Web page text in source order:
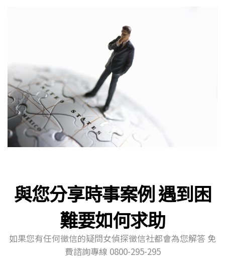
與您分享時事案例 遇到困
難要如何求助
如果您有任何徵信的疑問女偵探徵信社都會為您解答 免
費諮詢專線 0800-295-295